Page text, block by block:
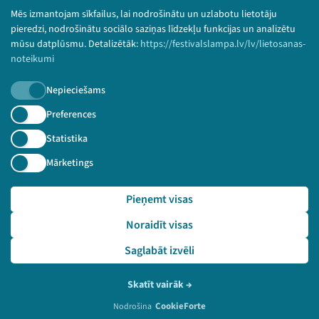
Mēs izmantojam sīkfailus, lai nodrošinātu un uzlabotu lietotāju
pieredzi, nodrošinātu sociālo saziņas līdzekļu funkcijas un analizētu
mūsu datplūsmu. Detalizētāk: https://festivalslampa.lv/lv/lietosanas-
noteikumi
Nepieciešams
Preferences
Statistika
Mārketings
Saglabāt izvēli
Noraidīt visas
Pieņemt visas
Skatīt vairāk→
Nodrošina CookieForte
Bērnu aizsardzības politika
© 2026 Sarunu festivāls LAMPA Visas tiesības
paturētas.
Piesakies jaunumiem!
Nepalaid garām aktuālāko informāciju!
Pieteikties
🔗 https://festivalslampa.lv/lv/dalibnieki/5277